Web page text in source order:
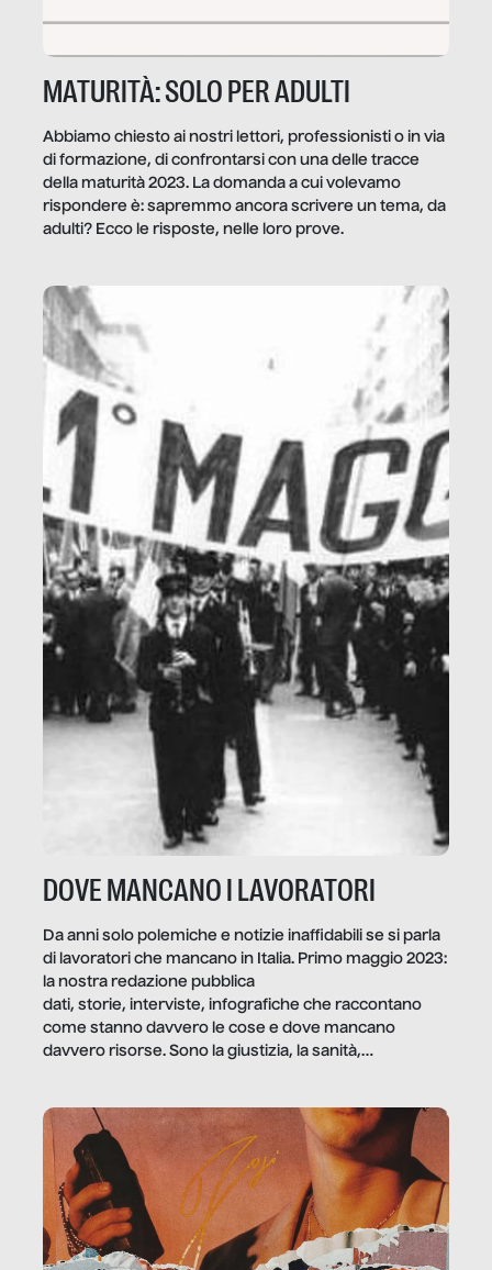
MATURITÀ: SOLO PER ADULTI
Abbiamo chiesto ai nostri lettori, professionisti o in via
di formazione, di confrontarsi con una delle tracce
della maturità 2023. La domanda a cui volevamo
rispondere è: sapremmo ancora scrivere un tema, da
adulti? Ecco le risposte, nelle loro prove.
DOVE MANCANO I LAVORATORI
Da anni solo polemiche e notizie inaffidabili se si parla
di lavoratori che mancano in Italia. Primo maggio 2023:
la nostra redazione pubblica
dati, storie, interviste, infografiche che raccontano
come stanno davvero le cose e dove mancano
davvero risorse. Sono la giustizia, la sanità,